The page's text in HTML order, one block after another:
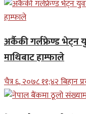
अर्कैकी गर्लफ्रेण्ड
माथिबाट हाम्फाले
चैत्र ६, २०७८ ११;४२ बिहान